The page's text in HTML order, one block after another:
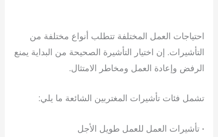
احتياجات العمل المختلفة تتطلب أنواع مختلفة من
التأشيرات. إن اختيار التأشيرة الصحيحة من البداية يمنع
الرفض وإعادة العمل ومخاطر الامتثال.
تشمل فئات تأشيرات المغتربين الشائعة ما يلي:
• تأشيرات العمل للعمل طويل الأجل